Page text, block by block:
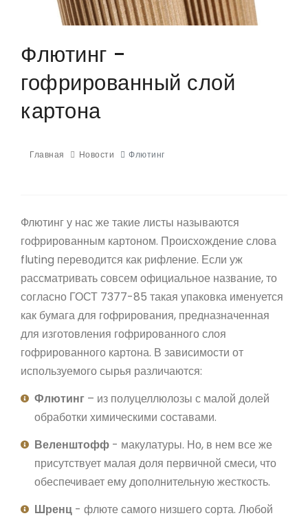
Флютинг -
гофрированный слой
картона
Главная Новости Флютинг
Флютинг у нас же такие листы называются
гофрированным картоном. Происхождение слова
fluting переводится как рифление. Если уж
рассматривать совсем официальное название, то
согласно ГОСТ 7377-85 такая упаковка именуется
как бумага для гофрирования, предназначенная
для изготовления гофрированного слоя
гофрированного картона. В зависимости от
используемого сырья различаются:
Флютинг – из полуцеллюлозы с малой долей
обработки химическими составами.
Веленштофф - макулатуры. Но, в нем все же
присутствует малая доля первичной смеси, что
обеспечивает ему дополнительную жесткость.
Шренц - флюте самого низшего сорта. Любой